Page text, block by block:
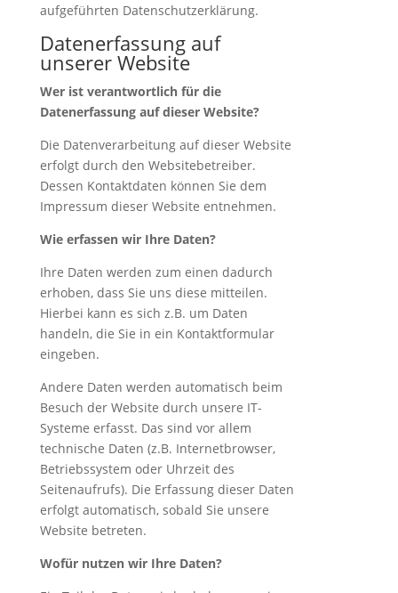
aufgeführten Datenschutzerklärung.
Datenerfassung auf
unserer Website
Wer ist verantwortlich für die
Datenerfassung auf dieser Website?
Die Datenverarbeitung auf dieser Website
erfolgt durch den Websitebetreiber.
Dessen Kontaktdaten können Sie dem
Impressum dieser Website entnehmen.
Wie erfassen wir Ihre Daten?
Ihre Daten werden zum einen dadurch
erhoben, dass Sie uns diese mitteilen.
Hierbei kann es sich z.B. um Daten
handeln, die Sie in ein Kontaktformular
eingeben.
Andere Daten werden automatisch beim
Besuch der Website durch unsere IT-
Systeme erfasst. Das sind vor allem
technische Daten (z.B. Internetbrowser,
Betriebssystem oder Uhrzeit des
Seitenaufrufs). Die Erfassung dieser Daten
erfolgt automatisch, sobald Sie unsere
Website betreten.
Wofür nutzen wir Ihre Daten?